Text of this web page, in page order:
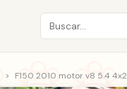
> F150 2010 motor v8 5.4 4x2